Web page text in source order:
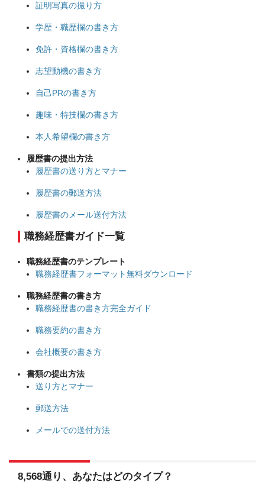
証明写真の撮り方
学歴・職歴欄の書き方
免許・資格欄の書き方
志望動機の書き方
自己PRの書き方
趣味・特技欄の書き方
本人希望欄の書き方
履歴書の提出方法
履歴書の送り方とマナー
履歴書の郵送方法
履歴書のメール送付方法
職務経歴書ガイド一覧
職務経歴書のテンプレート
職務経歴書フォーマット無料ダウンロード
職務経歴書の書き方
職務経歴書の書き方完全ガイド
職務要約の書き方
会社概要の書き方
書類の提出方法
送り方とマナー
郵送方法
メールでの送付方法
8,568通り、あなたはどのタイプ？